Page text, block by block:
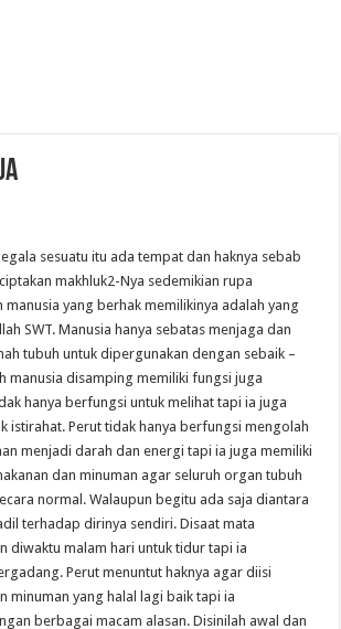
sesuatu itu ada tempat dan haknya sebab
makhluk2-Nya sedemikian rupa
manusia yang berhak memilikinya adalah yang
SWT. Manusia hanya sebatas menjaga dan
tubuh untuk dipergunakan dengan sebaik –
manusia disamping memiliki fungsi juga
hanya berfungsi untuk melihat tapi ia juga
istirahat. Perut tidak hanya berfungsi mengolah
menjadi darah dan energi tapi ia juga memiliki
dan minuman agar seluruh organ tubuh
normal. Walaupun begitu ada saja diantara
terhadap dirinya sendiri. Disaat mata
diwaktu malam hari untuk tidur tapi ia
Perut menuntut haknya agar diisi
minuman yang halal lagi baik tapi ia
berbagai macam alasan. Disinilah awal dan